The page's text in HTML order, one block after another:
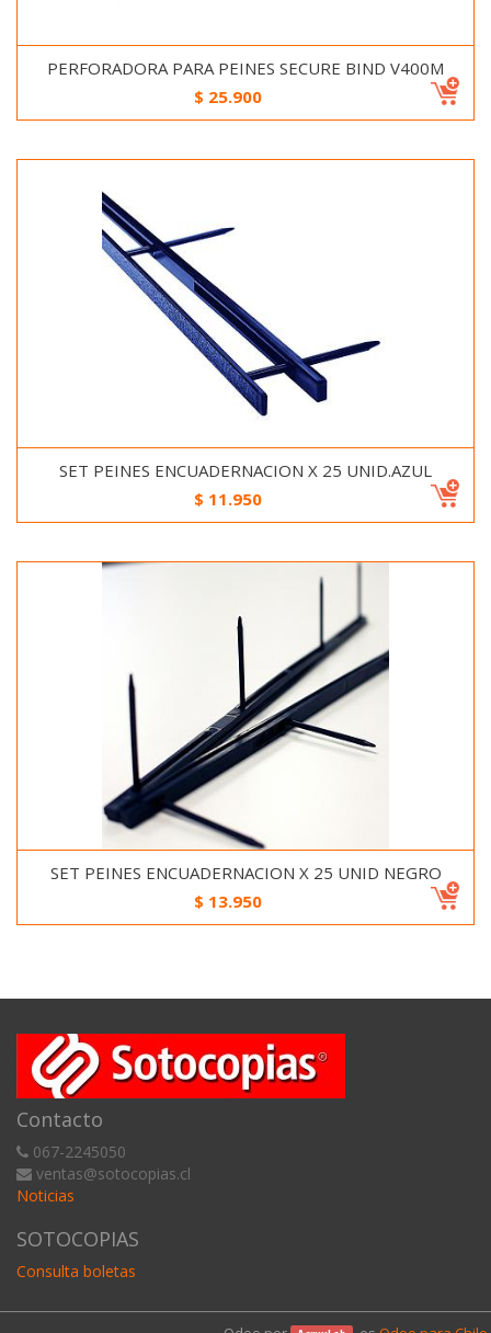
PERFORADORA PARA PEINES SECURE BIND V400M
$ 25.900
SET PEINES ENCUADERNACION X 25 UNID.AZUL
$ 11.950
SET PEINES ENCUADERNACION X 25 UNID NEGRO
$ 13.950
Contacto
067-2245050
ventas@sotocopias.cl
Noticias
SOTOCOPIAS
Consulta boletas